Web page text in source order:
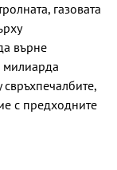
газовата
върне
милиарда
с предходните